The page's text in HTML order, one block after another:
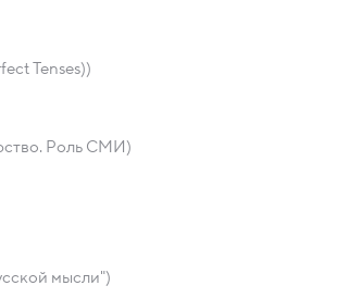
Tenses))
Роль СМИ)
мысли")